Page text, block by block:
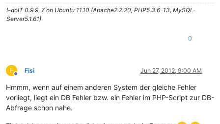
I-doIT 0.9.9-7 on Ubuntu 11.10 (Apache2.2.20, PHP5.3.6-13, MySQL-
Server5.1.61)
0
F
Offline
Fisi Jun 27, 2012, 9:00 AM
Hmmm, wenn auf einem anderen System der gleiche Fehler
vorliegt, liegt ein DB Fehler bzw. ein Fehler im PHP-Script zur DB-
Abfrage schon nahe.